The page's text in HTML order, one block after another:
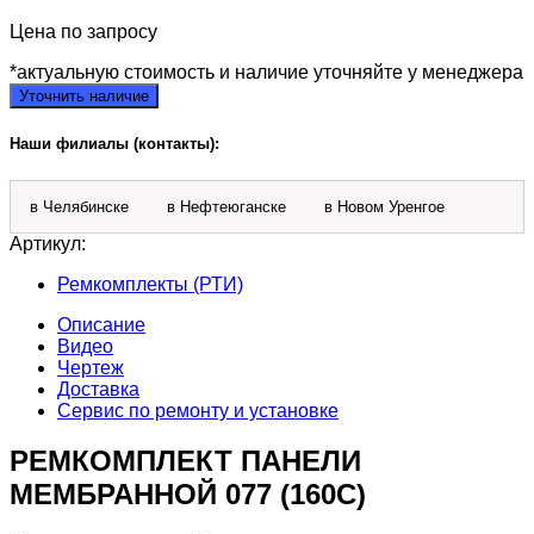
Цена по запросу
*актуальную стоимость и наличие уточняйте у менеджера
Уточнить наличие
Наши филиалы (контакты):
в Челябинске в Нефтеюганске в Новом Уренгое
Артикул:
Ремкомплекты (РТИ)
Описание
Видео
Чертеж
Доставка
Сервис по ремонту и установке
РЕМКОМПЛЕКТ ПАНЕЛИ
МЕМБРАННОЙ 077 (160С)